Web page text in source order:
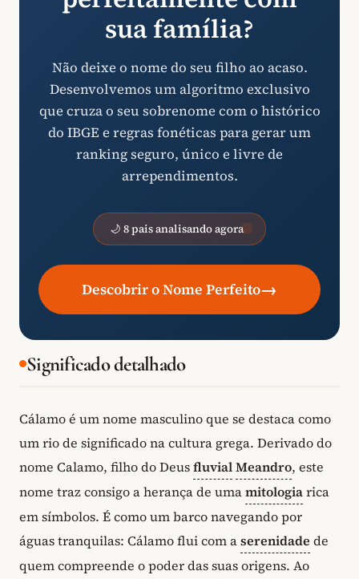
sua família?
Não deixe o nome do seu filho ao acaso.
Desenvolvemos um algoritmo exclusivo
que cruza o seu sobrenome com o histórico
do IBGE e regras fonéticas para gerar um
ranking seguro, único e livre de
arrependimentos.
🌙 8 pais analisando agora
Descobrir o Nome Perfeito→
Significado detalhado
Cálamo é um nome masculino que se destaca como
um rio de significado na cultura grega. Derivado do
nome Calamo, filho do DeusfluvialMeandro, este
nome traz consigo a herança de umamitologiarica
em símbolos. É como um barco navegando por
águas tranquilas: Cálamo flui com aserenidade de
quem compreende o poder das suas origens. Ao